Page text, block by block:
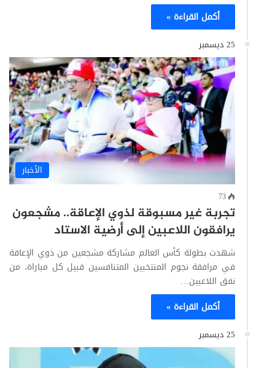
أكمل القراءة »
25 ديسمبر
الأخبار
73
تجربة غير مسبوقة لذوي الإعاقة.. مشجعون
يرافقون اللاعبين إلى أرضية الاستاد
شهدت بطولة كأس العالم مشاركة مشجعين من ذوي الإعاقة
في مرافقة نجوم المنتخبين المتنافسين قبيل كل مباراة، من
نفق اللاعبين…
أكمل القراءة »
25 ديسمبر